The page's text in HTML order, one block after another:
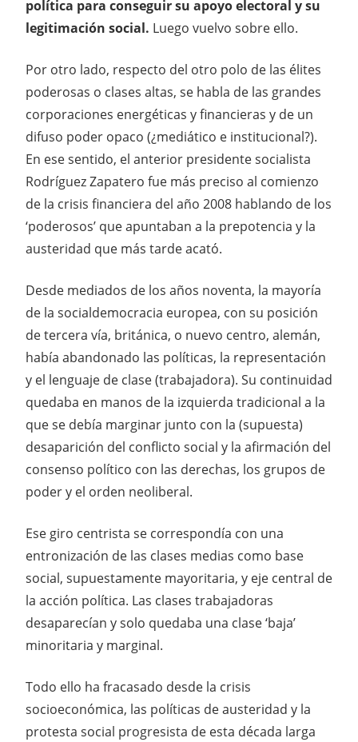
política para conseguir su apoyo electoral y su
legitimación social. Luego vuelvo sobre ello.
Por otro lado, respecto del otro polo de las élites
poderosas o clases altas, se habla de las grandes
corporaciones energéticas y financieras y de un
difuso poder opaco (¿mediático e institucional?).
En ese sentido, el anterior presidente socialista
Rodríguez Zapatero fue más preciso al comienzo
de la crisis financiera del año 2008 hablando de los
‘poderosos’ que apuntaban a la prepotencia y la
austeridad que más tarde acató.
Desde mediados de los años noventa, la mayoría
de la socialdemocracia europea, con su posición
de tercera vía, británica, o nuevo centro, alemán,
había abandonado las políticas, la representación
y el lenguaje de clase (trabajadora). Su continuidad
quedaba en manos de la izquierda tradicional a la
que se debía marginar junto con la (supuesta)
desaparición del conflicto social y la afirmación del
consenso político con las derechas, los grupos de
poder y el orden neoliberal.
Ese giro centrista se correspondía con una
entronización de las clases medias como base
social, supuestamente mayoritaria, y eje central de
la acción política. Las clases trabajadoras
desaparecían y solo quedaba una clase ‘baja’
minoritaria y marginal.
Todo ello ha fracasado desde la crisis
socioeconómica, las políticas de austeridad y la
protesta social progresista de esta década larga